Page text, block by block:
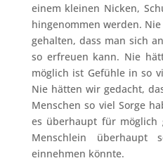
einem kleinen Nicken,
hingenommen werden.
gehalten, dass man sich
so erfreuen kann. Nie
möglich ist Gefühle in so
Nie hätten wir gedacht,
Menschen so viel Sorge
es überhaupt für möglich
Menschlein überhaupt
einnehmen könnte.